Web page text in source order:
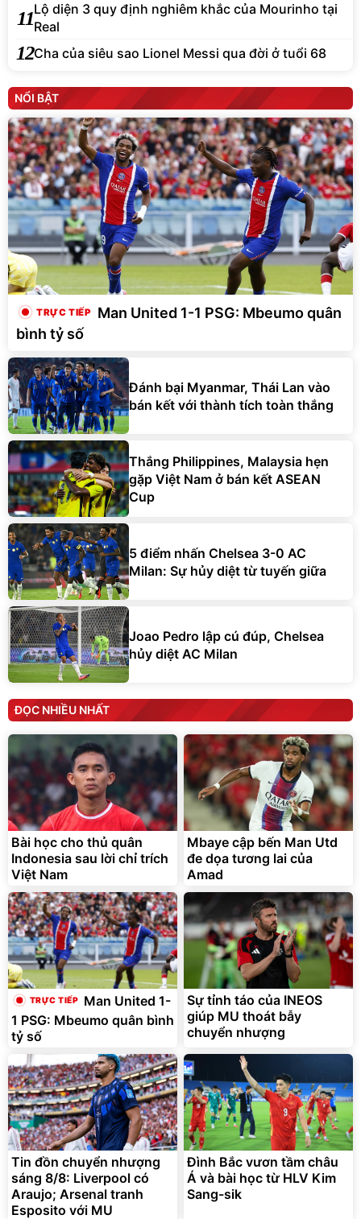
11Lộ diện 3 quy định nghiêm khắc của Mourinho tại
Real
12Cha của siêu sao Lionel Messi qua đời ở tuổi 68
NỔI BẬT
Man United 1-1 PSG: Mbeumo quân
bình tỷ số
Đánh bại Myanmar, Thái Lan vào
bán kết với thành tích toàn thắng
Thắng Philippines, Malaysia hẹn
gặp Việt Nam ở bán kết ASEAN
Cup
5 điểm nhấn Chelsea 3-0 AC
Milan: Sự hủy diệt từ tuyến giữa
Joao Pedro lập cú đúp, Chelsea
hủy diệt AC Milan
ĐỌC NHIỀU NHẤT
Bài học cho thủ quân
Indonesia sau lời chỉ trích
Việt Nam
Mbaye cập bến Man Utd
đe dọa tương lai của
Amad
Man United 1-
1 PSG: Mbeumo quân bình
tỷ số
Sự tỉnh táo của INEOS
giúp MU thoát bẫy
chuyển nhượng
Tin đồn chuyển nhượng
sáng 8/8: Liverpool có
Araujo; Arsenal tranh
Esposito với MU
Đình Bắc vươn tầm châu
Á và bài học từ HLV Kim
Sang-sik